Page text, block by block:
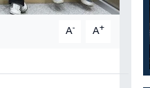
A- A+